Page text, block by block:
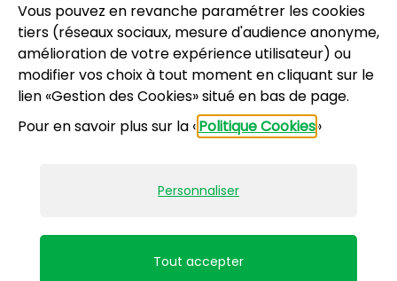
Vous pouvez en revanche paramétrer les cookies
tiers (réseaux sociaux, mesure d'audience anonyme,
amélioration de votre expérience utilisateur) ou
modifier vos choix à tout moment en cliquant sur le
lien «Gestion des Cookies» situé en bas de page.
Pour en savoir plus sur la «Politique Cookies»
Personnaliser
Tout accepter
NOUS CONTACTER
Horaires d’ouverture:
Lundi, mercredi, jeudi, vendredi : 8h30-12h et
13h30-17h
Samedi : 9h-12h pour le service État civil (hors
vacances scolaires)
Accessibilité : partiellement conforme
Politiques de confidentialité